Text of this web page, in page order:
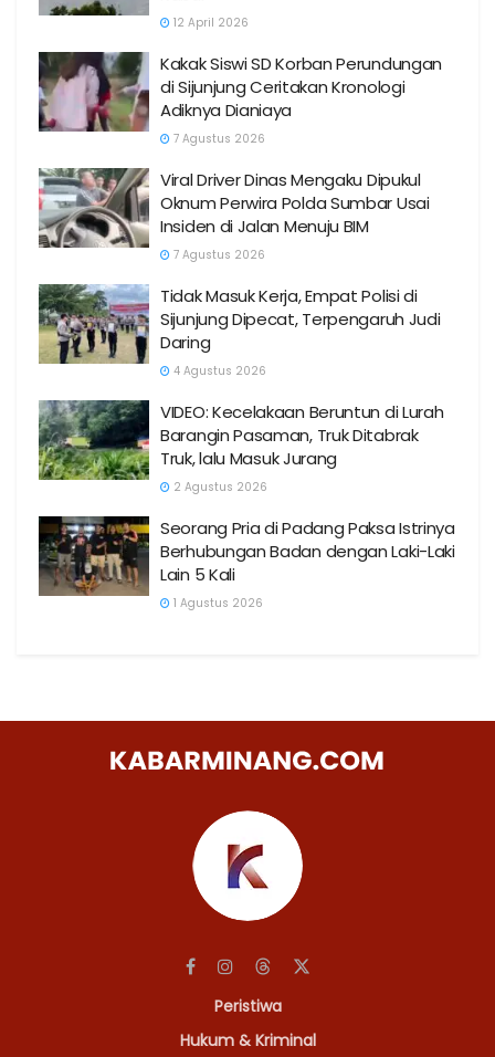
12 April 2026
Kakak Siswi SD Korban Perundungan
di Sijunjung Ceritakan Kronologi
Adiknya Dianiaya
7 Agustus 2026
Viral Driver Dinas Mengaku Dipukul
Oknum Perwira Polda Sumbar Usai
Insiden di Jalan Menuju BIM
7 Agustus 2026
Tidak Masuk Kerja, Empat Polisi di
Sijunjung Dipecat, Terpengaruh Judi
Daring
4 Agustus 2026
VIDEO: Kecelakaan Beruntun di Lurah
Barangin Pasaman, Truk Ditabrak
Truk, lalu Masuk Jurang
2 Agustus 2026
Seorang Pria di Padang Paksa Istrinya
Berhubungan Badan dengan Laki-Laki
Lain 5 Kali
1 Agustus 2026
Peristiwa
Hukum & Kriminal